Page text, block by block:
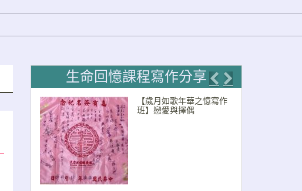
生命回憶課程寫作分享
Previous
Next
【歲月如歌年華之憶寫作
班】戀愛與擇偶